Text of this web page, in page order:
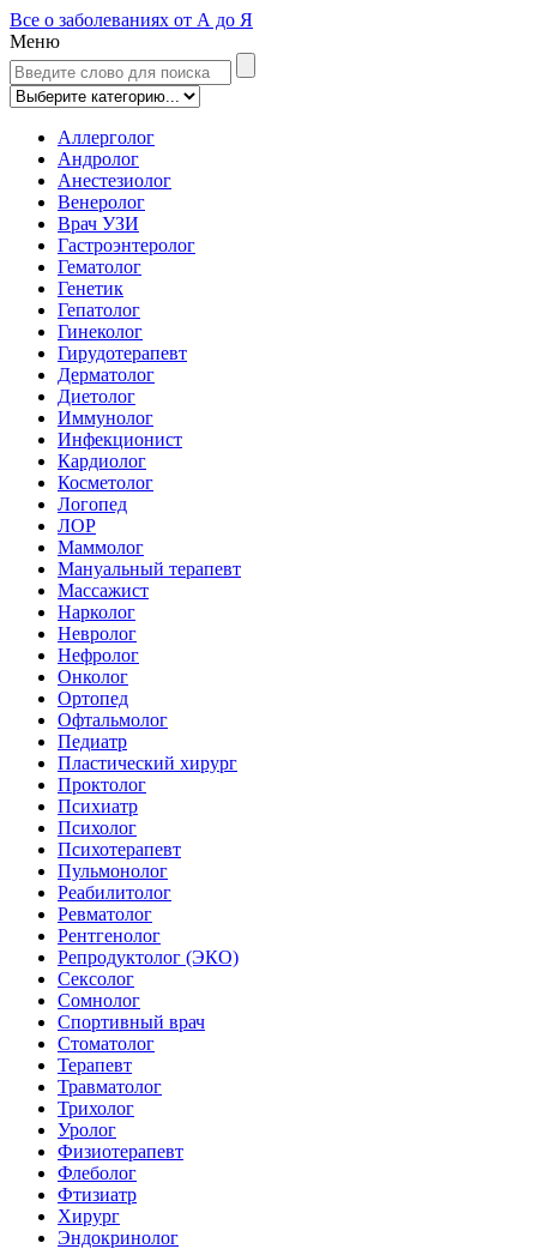
Все о заболеваниях от А до Я
Меню
Аллерголог
Андролог
Анестезиолог
Венеролог
Врач УЗИ
Гастроэнтеролог
Гематолог
Генетик
Гепатолог
Гинеколог
Гирудотерапевт
Дерматолог
Диетолог
Иммунолог
Инфекционист
Кардиолог
Косметолог
Логопед
ЛОР
Маммолог
Мануальный терапевт
Массажист
Нарколог
Невролог
Нефролог
Онколог
Ортопед
Офтальмолог
Педиатр
Пластический хирург
Проктолог
Психиатр
Психолог
Психотерапевт
Пульмонолог
Реабилитолог
Ревматолог
Рентгенолог
Репродуктолог (ЭКО)
Сексолог
Сомнолог
Спортивный врач
Стоматолог
Терапевт
Травматолог
Трихолог
Уролог
Физиотерапевт
Флеболог
Фтизиатр
Хирург
Эндокринолог